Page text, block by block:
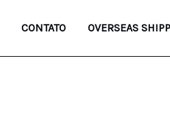
CONTATO OVERSEAS